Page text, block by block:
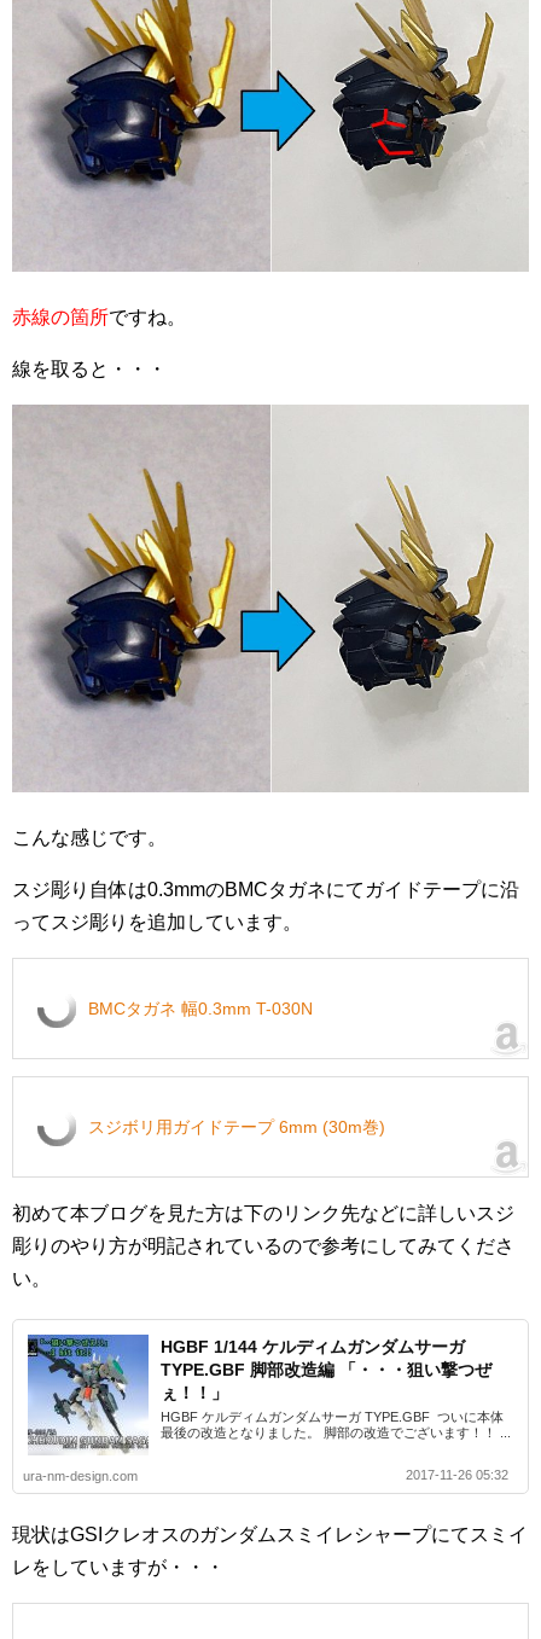
赤線の箇所ですね。
線を取ると・・・
こんな感じです。
スジ彫り自体は0.3mmのBMCタガネにてガイドテープに沿
ってスジ彫りを追加しています。
BMCタガネ 幅0.3mm T-030N
スジボリ用ガイドテープ 6mm (30m巻)
初めて本ブログを見た方は下のリンク先などに詳しいスジ
彫りのやり方が明記されているので参考にしてみてくださ
い。
HGBF 1/144 ケルディムガンダムサーガ
TYPE.GBF 脚部改造編 「・・・狙い撃つぜ
ぇ！！」
HGBF ケルディムガンダムサーガ TYPE.GBF ついに本体
最後の改造となりました。 脚部の改造でございます！！ ...
ura-nm-design.com 2017-11-26 05:32
現状はGSIクレオスのガンダムスミイレシャープにてスミイ
レをしていますが・・・